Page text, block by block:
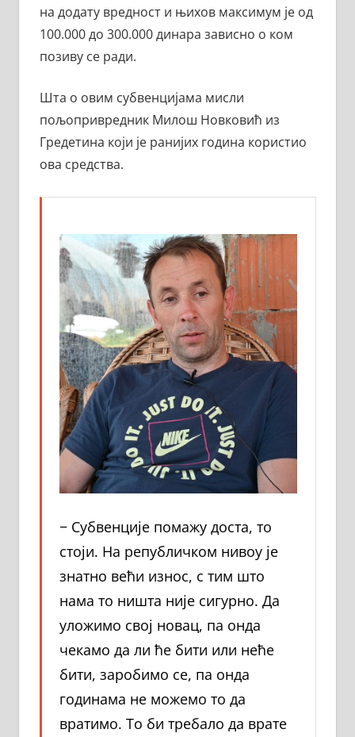
на додату вредност и њихов максимум је од
100.000 до 300.000 динара зависно о ком
позиву се ради.
Шта о овим субвенцијама мисли
пољопривредник Милош Новковић из
Гредетина који је ранијих година користио
ова средства.
− Субвенције помажу доста, то
стоји. На републичком нивоу је
знатно већи износ, с тим што
нама то ништа није сигурно. Да
уложимо свој новац, па онда
чекамо да ли ће бити или неће
бити, заробимо се, па онда
годинама не можемо то да
вратимо. То би требало да врате